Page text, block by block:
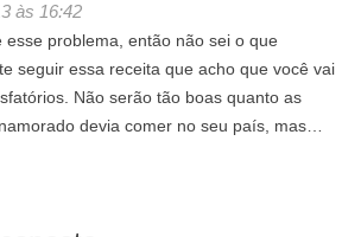
às 16:42
esse problema, então não sei o que
seguir essa receita que acho que você vai
Não serão tão boas quanto as
devia comer no seu país, mas…